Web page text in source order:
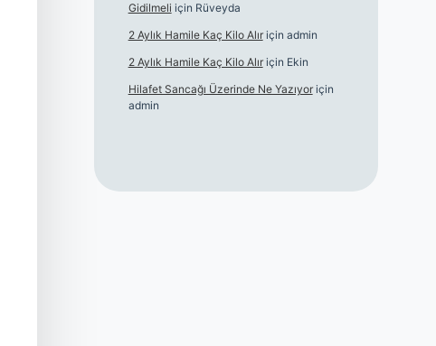
Gidilmeli için Rüveyda
2 Aylık Hamile Kaç Kilo Alıriçin admin
2 Aylık Hamile Kaç Kilo Alıriçin Ekin
Hilafet Sancağı Üzerinde Ne Yazıyoriçin
admin